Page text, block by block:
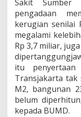
Sakit Sumber
pengadaan
kerugian senilai
megalami
Rp 3,7 miliar,
itu
Transjakarta tak
M2, bangunan
belum
kepada BUMD.